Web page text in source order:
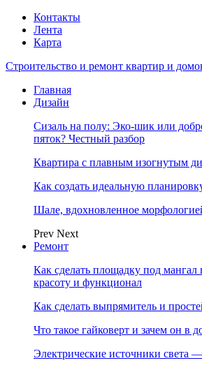
Контакты
Лента
Карта
Строительство и ремонт квартир и
Главная
Дизайн
Сизаль на полу: Эко-шик или
пяток? Честный разбор
Квартира с плавным изогнутым
Как создать идеальную
Шале, вдохновленное
Prev Next
Ремонт
Как сделать площадку под мангал
красоту и функционал
Как сделать выпрямитель и
Что такое гайковерт и зачем он в
Электрические источники света